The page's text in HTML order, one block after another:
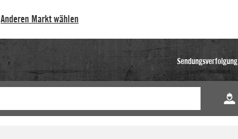
Anderen Markt wählen
Sendungsverfolgung